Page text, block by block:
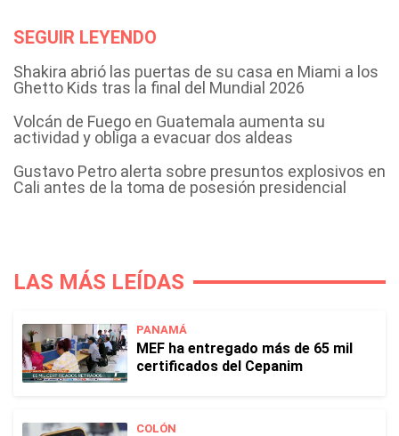
SEGUIR LEYENDO
Shakira abrió las puertas de su casa en Miami a los
Ghetto Kids tras la final del Mundial 2026
Volcán de Fuego en Guatemala aumenta su
actividad y obliga a evacuar dos aldeas
Gustavo Petro alerta sobre presuntos explosivos en
Cali antes de la toma de posesión presidencial
LAS MÁS LEÍDAS
PANAMÁ
MEF ha entregado más de 65 mil
certificados del Cepanim
COLÓN